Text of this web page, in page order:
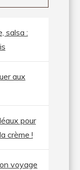
salsa :
aux
pour
crème !
voyage